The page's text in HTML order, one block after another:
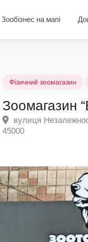
Зообізнес на мапі
Фізичний зоомагазин
Зоомагазин
вулиця
45000